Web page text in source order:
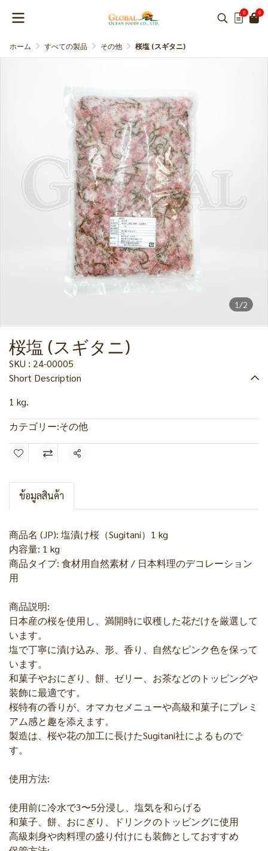
0 0
ホーム すべての製品 その他 桜塩 (スギタニ)
1/2
桜塩 (スギタニ)
SKU : 24-00005
Short Description
1 kg.
カテゴリー:その他
共有
ข้อมูลสินค้า
商品名 (JP): 塩漬け桜（Sugitani）1 kg
内容量: 1 kg
商品タイプ: 食材用自然素材 / 日本料理のデコレーション
用
商品説明:
日本産の桜を使用し、満開時に収穫した花だけを厳選して
います。
塩で丁寧に漬け込み、形、香り、自然なピンク色を保って
います。
和菓子やおにぎり、餅、ゼリー、お茶などのトッピングや
装飾に最適です。
桜特有の香りが、オマカセメニューや高級和菓子にプレミ
アム感と趣を添えます。
製造は、桜や花の加工に長けたSugitani社によるもので
す。
使用方法:
使用前に冷水で3〜5分浸し、塩気を和らげる
和菓子、餅、おにぎり、ドリンクのトッピングに使用
高級刺身や肉料理の盛り付けにも装飾としておすすめ